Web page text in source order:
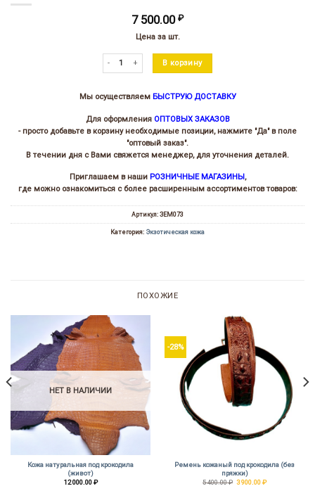
7 500.00 ₽
Цена за шт.
Количество товара Кожа натуральная под каймана №11
В корзину
Мы осуществляем БЫСТРУЮ ДОСТАВКУ
Для оформления ОПТОВЫХ ЗАКАЗОВ
- просто добавьте в корзину необходимые позиции, нажмите "Да" в поле
"оптовый заказ".
В течении дня с Вами свяжется менеджер, для уточнения деталей.
Приглашаем в наши РОЗНИЧНЫЕ МАГАЗИНЫ ,
где можно ознакомиться с более расширенным ассортиментов товаров:
Артикул: ЗЕМ073
Категория: Экзотическая кожа
ПОХОЖИЕ
НЕТ В НАЛИЧИИ
Кожа натуральная под крокодила
(живот)
12 000.00₽
-28%
Ремень кожаный под крокодила (без
пряжки)
5 400.00₽ Первоначальная
3 900.00₽Текущая